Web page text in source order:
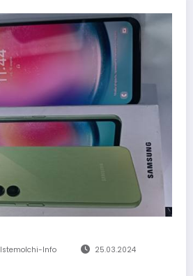
Istemolchi-Info 25.03.2024